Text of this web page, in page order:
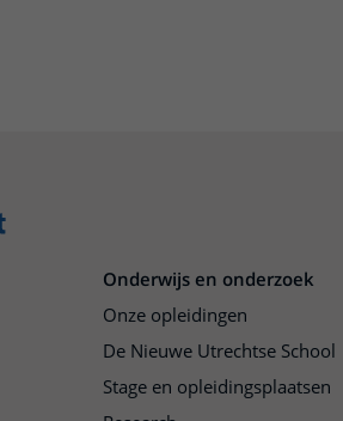
Onderwijs en onderzoek
Onze opleidingen
De Nieuwe Utrechtse School
Stage en opleidingsplaatsen